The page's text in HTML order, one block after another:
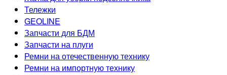
Тележки
GEOLINE
Запчасти для БДМ
Запчасти на плуги
Ремни на отечественную технику
Ремни на импортную технику